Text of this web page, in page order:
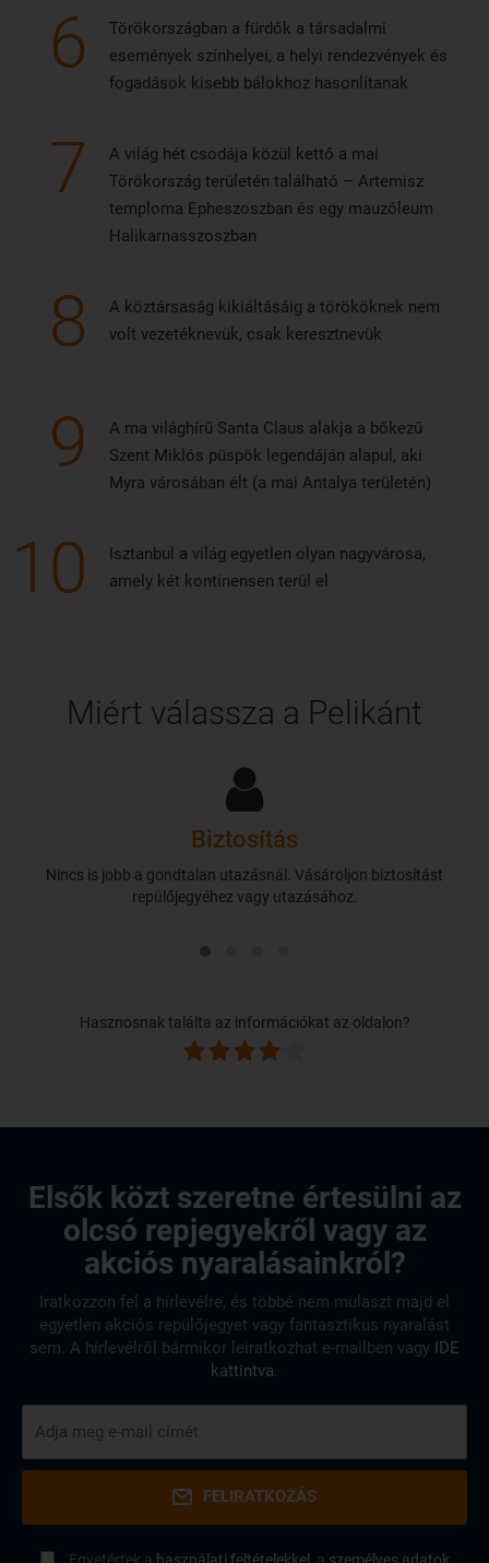
6
Törökországban a fürdők a társadalmi
események színhelyei, a helyi rendezvények és
fogadások kisebb bálokhoz hasonlítanak
7
A világ hét csodája közül kettő a mai
Törökország területén található – Artemisz
temploma Epheszoszban és egy mauzóleum
Halikarnasszoszban
8
A köztársaság kikiáltásáig a törököknek nem
volt vezetéknevük, csak keresztnevük
9
A ma világhírű Santa Claus alakja a bőkezű
Szent Miklós püspök legendáján alapul, aki
Myra városában élt (a mai Antalya területén)
10
Isztanbul a világ egyetlen olyan nagyvárosa,
amely két kontinensen terül el
Miért válassza a Pelikánt
Biztosítás
Nincs is jobb a gondtalan utazásnál. Vásároljon biztosítást
repülőjegyéhez vagy utazásához.
Hasznosnak találta az információkat az oldalon?
Elsők közt szeretne értesülni az
olcsó repjegyekről vagy az
akciós nyaralásainkról?
Iratkozzon fel a hírlevélre, és többé nem mulaszt majd el
egyetlen akciós repülőjegyet vagy fantasztikus nyaralást
sem. A hírlevélről bármikor leiratkozhat e-mailben vagy IDE
kattintva.
FELIRATKOZÁS
Egyetértek a használati feltételekkel, a személyes adatok